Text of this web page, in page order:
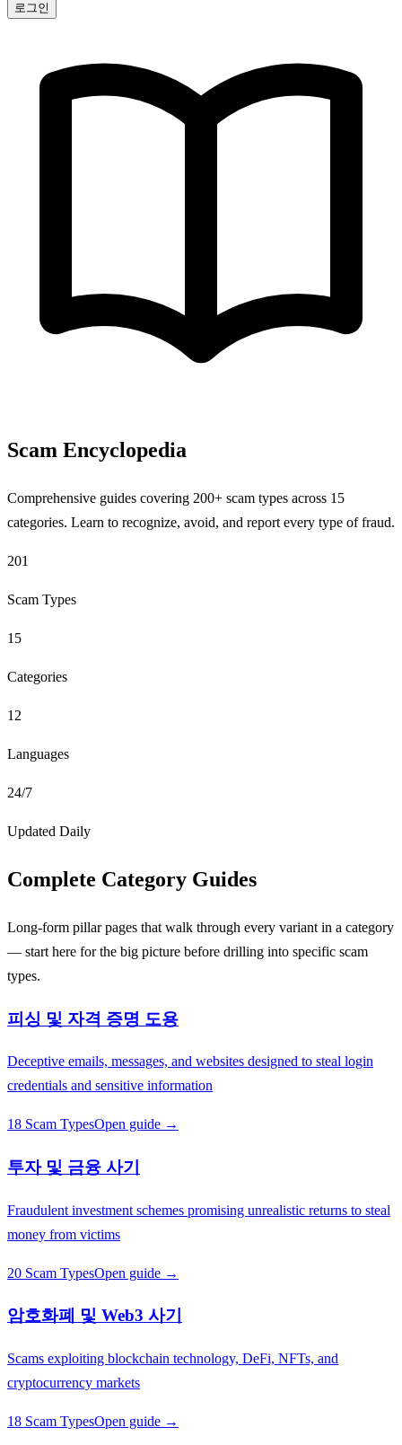
로그인
Scam Encyclopedia
Comprehensive guides covering 200+ scam types across 15
categories. Learn to recognize, avoid, and report every type of fraud.
201
Scam Types
15
Categories
12
Languages
24/7
Updated Daily
Complete Category Guides
Long-form pillar pages that walk through every variant in a category
— start here for the big picture before drilling into specific scam
types.
피싱 및 자격 증명 도용
Deceptive emails, messages, and websites designed to steal login
credentials and sensitive information
18 Scam TypesOpen guide →
투자 및 금융 사기
Fraudulent investment schemes promising unrealistic returns to steal
money from victims
20 Scam TypesOpen guide →
암호화폐 및 Web3 사기
Scams exploiting blockchain technology, DeFi, NFTs, and
cryptocurrency markets
18 Scam TypesOpen guide →